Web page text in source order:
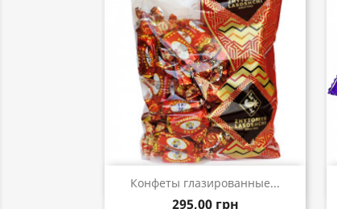
Конфеты глазированные...
295,00 грн
Быстрый просмотр